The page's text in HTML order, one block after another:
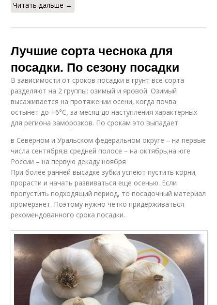
Читать дальше →
Лучшие сорта чеснока для
посадки. По сезону посадки
В зависимости от сроков посадки в грунт все сорта
разделяют на 2 группы: озимый и яровой. Озимый
высаживается на протяжении осени, когда почва
остынет до +6°С, за месяц до наступления характерных
для региона заморозков. По срокам это выпадает:
в Северном и Уральском федеральном округе ‒ на первые
числа сентября;в средней полосе – на октябрь;на юге
России – на первую декаду ноября
При более ранней высадке зубки успеют пустить корни,
прорасти и начать развиваться еще осенью. Если
пропустить подходящий период, то посадочный материал
промерзнет. Поэтому нужно четко придерживаться
рекомендованного срока посадки.